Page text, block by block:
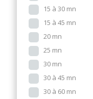
15 à 30 mn
15 à 45 mn
20 mn
25 mn
30 mn
30 à 45 mn
30 à 60 mn